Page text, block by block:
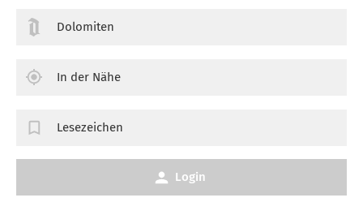
Dolomiten
In der Nähe
Lesezeichen
Login